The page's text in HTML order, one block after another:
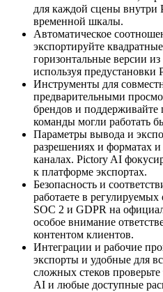
для каждой сцены внутри
временной шкалы.
Автоматическое
экспортируйте
горизонтальные версии
используя предустановки
Инструменты для
предварительными
брендов и поддерживайте
команды могли работать
Параметры вывода и
разрешениях и форматах
каналах. Pictory AI
к платформе экспортах.
Безопасность и
работаете в регулируемых
SOC 2 и GDPR на
особое внимание
контентом клиентов.
Интеграции и рабочие
экспорты и удобные для
сложных стеков
AI и любые доступные